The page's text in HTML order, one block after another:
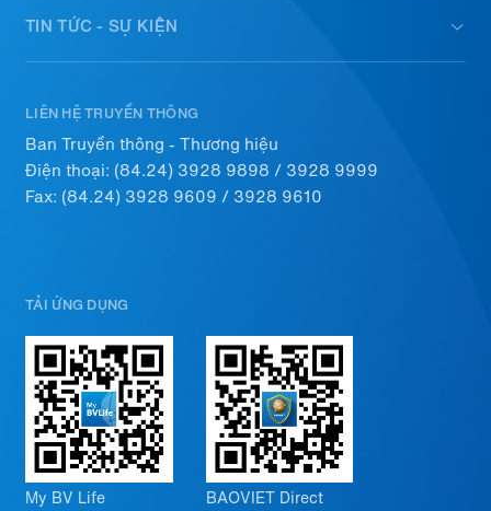
TIN TỨC - SỰ KIỆN
LIÊN HỆ TRUYỀN THÔNG
Ban Truyền thông - Thương hiệu
Điện thoại: (84.24) 3928 9898 / 3928 9999
Fax: (84.24) 3928 9609 / 3928 9610
TẢI ỨNG DỤNG
My BV Life BAOVIET Direct